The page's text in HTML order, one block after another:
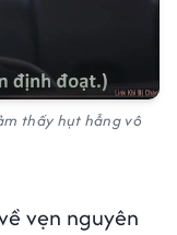
thấy hụt hẫng vô
vẹn nguyên